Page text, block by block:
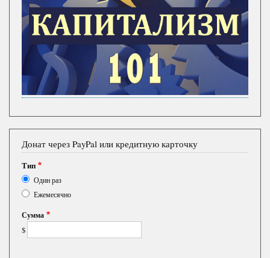
Донат через PayPal или кредитную карточку
Тип
Один раз
Ежемесячно
Сумма
$